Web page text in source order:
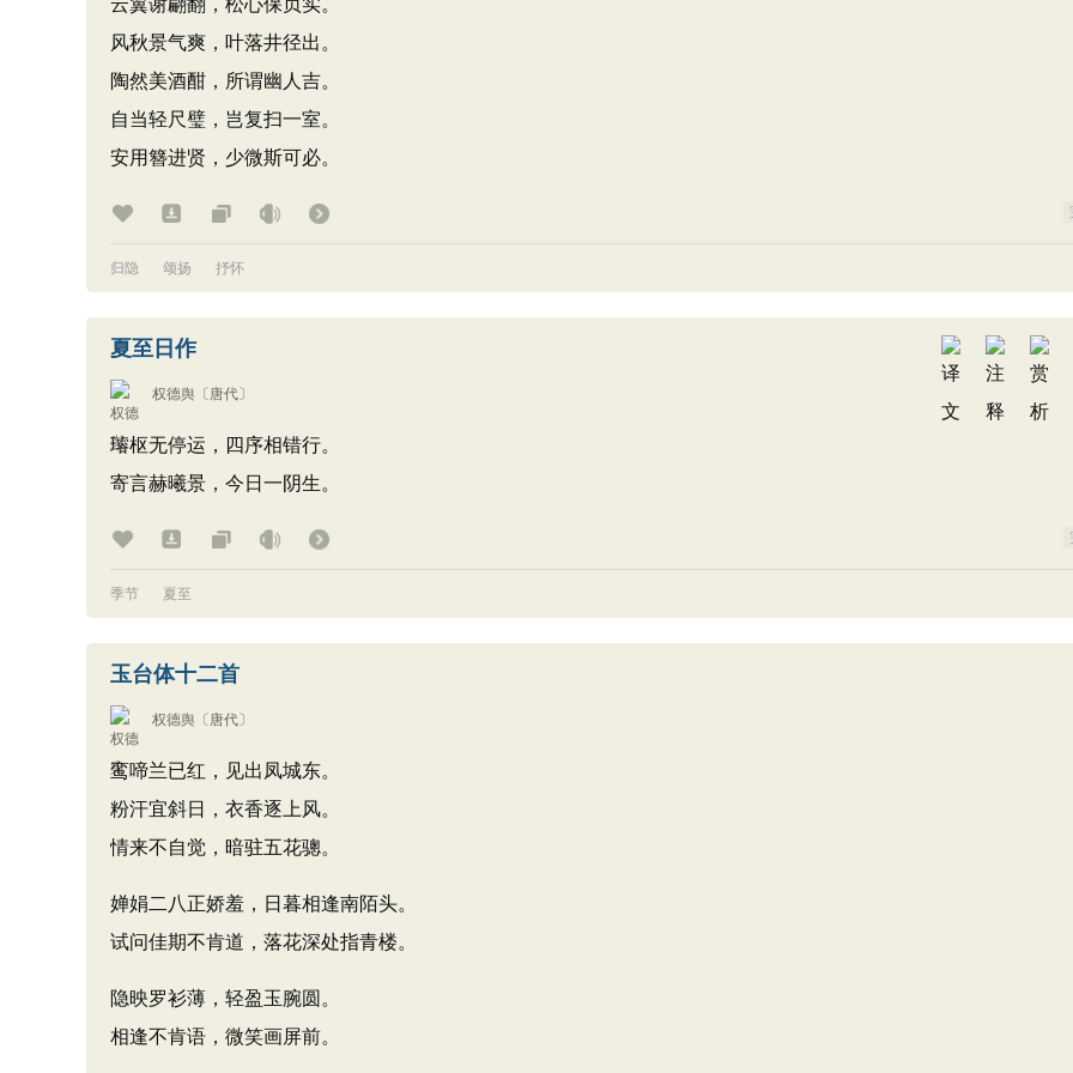
云翼谢翩翻，松心保贞实。
风秋景气爽，叶落井径出。
陶然美酒酣，所谓幽人吉。
自当轻尺璧，岂复扫一室。
安用簪进贤，少微斯可必。
归隐 颂扬 抒怀
夏至日作
权德舆 〔唐代〕
璿枢无停运，四序相错行。
寄言赫曦景，今日一阴生。
季节 夏至
玉台体十二首
权德舆 〔唐代〕
鸾啼兰已红，见出凤城东。
粉汗宜斜日，衣香逐上风。
情来不自觉，暗驻五花骢。
婵娟二八正娇羞，日暮相逢南陌头。
试问佳期不肯道，落花深处指青楼。
隐映罗衫薄，轻盈玉腕圆。
相逢不肯语，微笑画屏前。